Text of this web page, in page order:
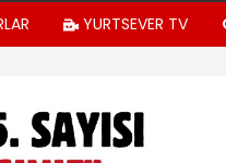
YURTSEVER TV